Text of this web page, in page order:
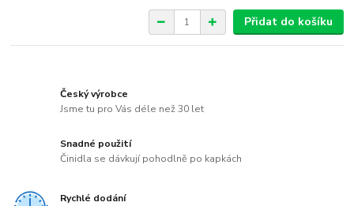
Přidat do košíku
Český výrobce
Jsme tu pro Vás déle než 30 let
Snadné použití
Činidla se dávkují pohodlně po kapkách
Rychlé dodání